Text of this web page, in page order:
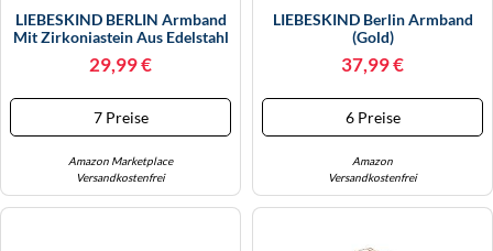
LIEBESKIND BERLIN Armband
Mit Zirkoniastein Aus Edelstahl
LJ-0550-B-20
29,99 €
7 Preise
Amazon Marketplace
Versandkostenfrei
LIEBESKIND Berlin Armband
(gold)
37,99 €
6 Preise
Amazon
Versandkostenfrei